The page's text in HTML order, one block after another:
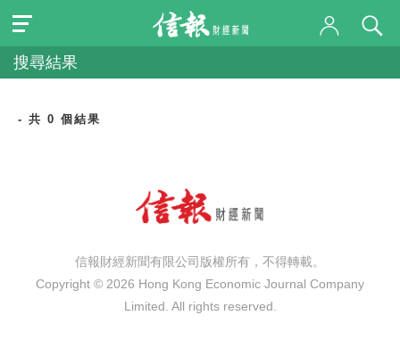
搜尋結果
- 共 0 個結果
信報財經新聞有限公司版權所有，不得轉載。
Copyright © 2026 Hong Kong Economic Journal Company
Limited. All rights reserved.